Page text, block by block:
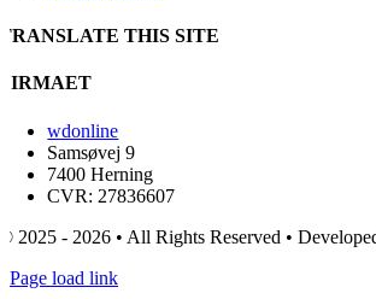
TRANSLATE THIS SITE
FIRMAET
wdonline
Samsøvej 9
7400 Herning
CVR: 27836607
© 2025 - 2026 • All Rights Reserved •
Page load link